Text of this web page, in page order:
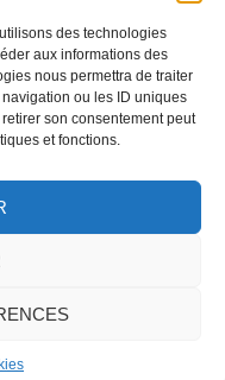
des technologies
aux informations des
nous permettra de traiter
ou les ID uniques
son consentement peut
et fonctions.
par Utopia